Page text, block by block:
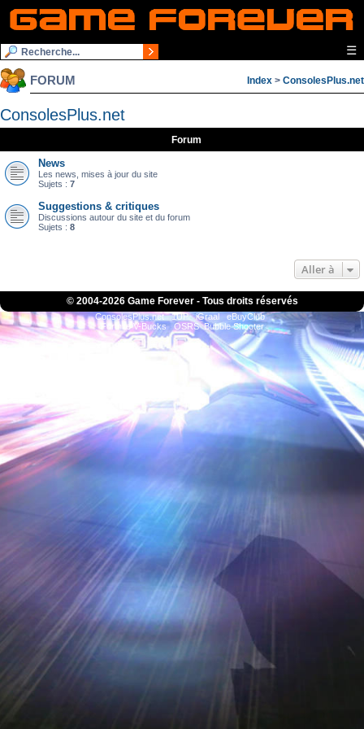
☰
FORUM Index > ConsolesPlus.net
ConsolesPlus.net
Forum
News
Les news, mises à jour du site
Sujets : 7
Suggestions & critiques
Discussions autour du site et du forum
Sujets : 8
Aller à
© 2004-2026 Game Forever - Tous droits réservés
ConsolesPlus.net 1UP iGraal
eBuyClub
Fortnite V-Bucks
OSRS Bubble Shooter